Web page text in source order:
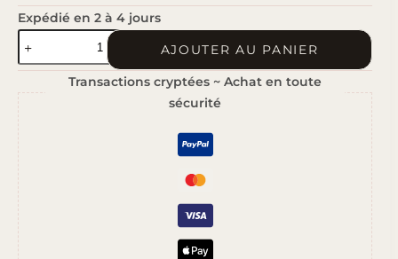
Expédié en 2 à 4 jours
de
Patchouli
AJOUTER AU PANIER
Transactions cryptées ~ Achat en toute
sécurité